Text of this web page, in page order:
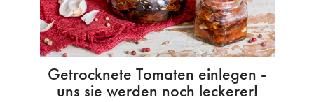
Getrocknete Tomaten einlegen -
uns sie werden noch leckerer!